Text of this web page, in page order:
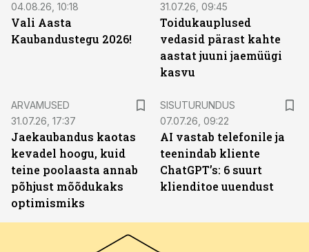
04.08.26, 10:18
Vali Aasta
Kaubandustegu 2026!
31.07.26, 09:45
Toidukauplused
vedasid pärast kahte
aastat juuni jaemüügi
kasvu
ARVAMUSED
31.07.26, 17:37
Jaekaubandus kaotas
kevadel hoogu, kuid
teine poolaasta annab
põhjust mõõdukaks
optimismiks
SISUTURUNDUS
07.07.26, 09:22
AI vastab telefonile ja
teenindab kliente
ChatGPT’s: 6 suurt
klienditoe uuendust